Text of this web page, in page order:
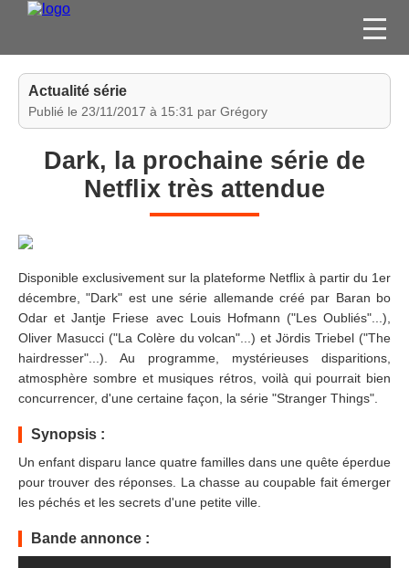
FILMS
JEUX VIDÉO
CONCOURS
ESPACE
MEMBRE
Actualité série
Publié le 23/11/2017 à 15:31 par Grégory
Dark, la prochaine série de
Netflix très attendue
Disponible exclusivement sur la plateforme Netflix à partir du 1er
décembre, "Dark" est une série allemande créé par Baran bo
Odar et Jantje Friese avec Louis Hofmann ("Les Oubliés"...),
Oliver Masucci ("La Colère du volcan"...) et Jördis Triebel ("The
hairdresser"...). Au programme, mystérieuses disparitions,
atmosphère sombre et musiques rétros, voilà qui pourrait bien
concurrencer, d'une certaine façon, la série "Stranger Things".
Synopsis :
Un enfant disparu lance quatre familles dans une quête éperdue
pour trouver des réponses. La chasse au coupable fait émerger
les péchés et les secrets d'une petite ville.
Bande annonce :